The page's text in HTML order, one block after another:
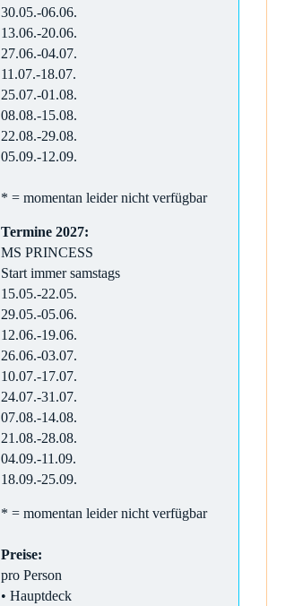
30.05.-06.06.
13.06.-20.06.
27.06.-04.07.
11.07.-18.07.
25.07.-01.08.
08.08.-15.08.
22.08.-29.08.
05.09.-12.09.
* = momentan leider nicht verfügbar
Termine 2027:
MS PRINCESS
Start immer samstags
15.05.-22.05.
29.05.-05.06.
12.06.-19.06.
26.06.-03.07.
10.07.-17.07.
24.07.-31.07.
07.08.-14.08.
21.08.-28.08.
04.09.-11.09.
18.09.-25.09.
* = momentan leider nicht verfügbar
Preise:
pro Person
• Hauptdeck